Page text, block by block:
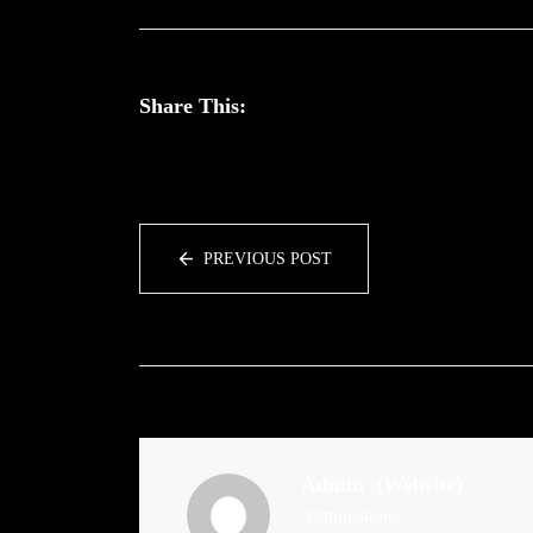
Share This:
PREVIOUS POST